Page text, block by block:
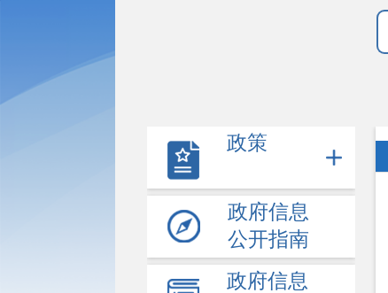
政策
政府信息
公开指南
政府信息